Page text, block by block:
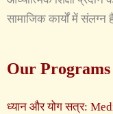
सामाजिक कार्यों में संलग्न
Our Programs
ध्यान और योग सत्र: